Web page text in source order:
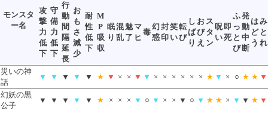
モンスタ
ー名
攻
撃
力
低
下
守
備
力
低
下
行
動
間
隔
延
長
お
も
さ
減
少
耐
性
低
下
M
P
吸
収
眠
り
混
乱
魅
了
マ
ヒ
毒
幻
惑
封
印
笑
い
転
び
し
ば
り
お
び
え
ス
タ
ン
呪
い
即
死
ふ
っ
と
び
発
動
中
断
は
ど
う
み
と
れ
災いの神
話
▼ ▼ ▼ ▼ ▼ ★ ▼ × × ▼ ▼ × × × × × × ★ ▼ × ○ ★ ★ ▼
幻妖の黒
公子
▼ ▼ ▼ ▼ ▼ ★ × × × ▼ ○ ▼ × × ▼ ○ ▼ ★ ★ × ▼ ▼ ★ ▼